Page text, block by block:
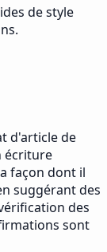
de style
d'article de
écriture
façon dont il
suggérant des
des
sont